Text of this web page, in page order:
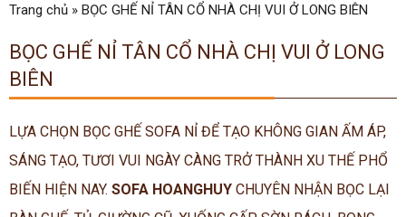
Trang chủ » BỌC GHẾ NỈ TÂN CỔ NHÀ CHỊ VUI Ở LONG BIÊN
BỌC GHẾ NỈ TÂN CỔ NHÀ CHỊ VUI Ở LONG
BIÊN
LỰA CHỌN BỌC GHẾ SOFA NỈ ĐỂ TẠO KHÔNG GIAN ẤM ÁP,
SÁNG TẠO, TƯƠI VUI NGÀY CÀNG TRỞ THÀNH XU THẾ PHỔ
BIẾN HIỆN NAY. SOFA HOANGHUY CHUYÊN NHẬN BỌC LẠI